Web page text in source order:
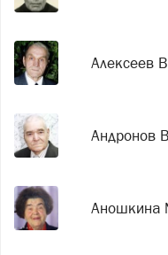
Алексеев
Андронов
Аношкина